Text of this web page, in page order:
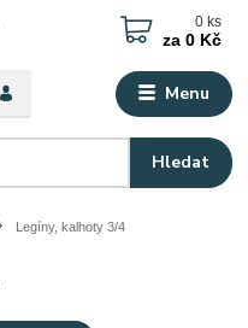
Menu
Hledat
0 ks
za 0 Kč
Legíny, kalhoty 3/4